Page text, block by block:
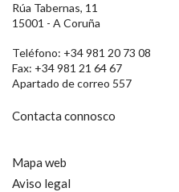
Rúa Tabernas, 11
15001 - A Coruña
Teléfono: +34 981 20 73 08
Fax: +34 981 21 64 67
Apartado de correo 557
Contacta connosco
Mapa web
Aviso legal